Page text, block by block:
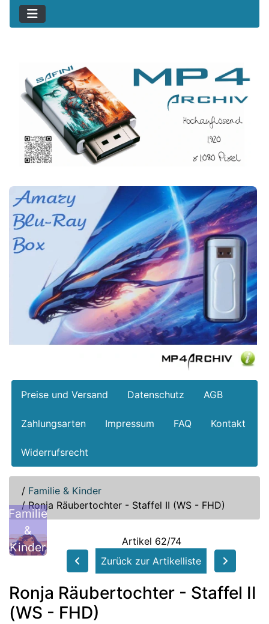
Preise und Versand Datenschutz AGB
Zahlungsarten Impressum FAQ Kontakt
Widerrufsrecht
/ Familie & Kinder
/Ronja Räubertochter - Staffel II (WS - FHD)
Familie
&
Kinder
Artikel 62/74
Zurück zur Artikelliste
Ronja Räubertochter - Staffel II
(WS - FHD)